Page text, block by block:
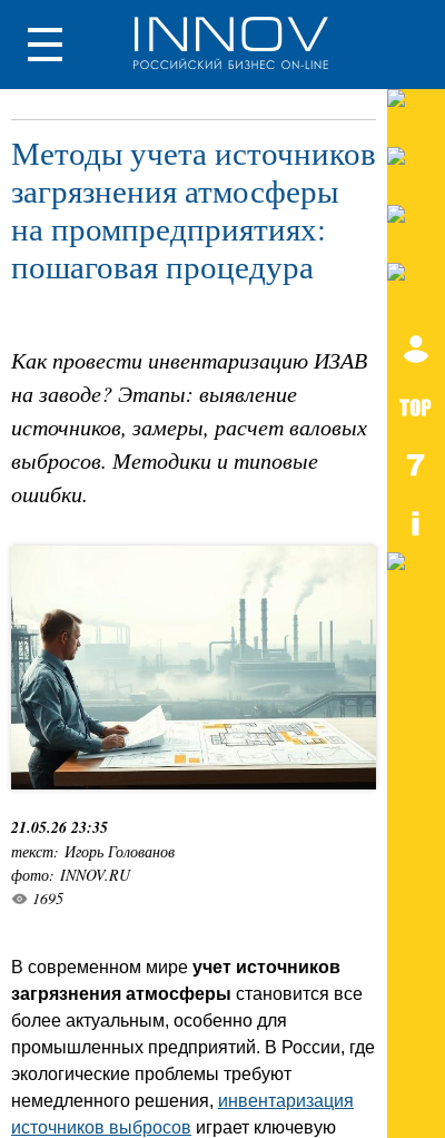
Методы учета источников
загрязнения атмосферы
на промпредприятиях:
пошаговая процедура
Как провести инвентаризацию ИЗАВ
на заводе? Этапы: выявление
источников, замеры, расчет валовых
выбросов. Методики и типовые
ошибки.
21.05.26 23:35
текст: Игорь Голованов
фото: INNOV.RU
1695
В современном мире учет источников
загрязнения атмосферы становится все
более актуальным, особенно для
промышленных предприятий. В России, где
экологические проблемы требуют
немедленного решения, инвентаризация
источников выбросов играет ключевую